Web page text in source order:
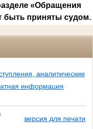
«Обращения
быть приняты судом.
аналитические
информация
версия для печати